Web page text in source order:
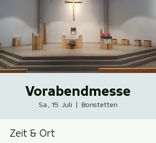
Vorabendmesse
Sa., 15. Juli Bonstetten
Zeit & Ort